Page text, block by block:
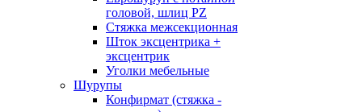
головой, шлиц PZ
Стяжка межсекционная
Шток эксцентрика +
эксцентрик
Уголки мебельные
Шурупы
Конфирмат (стяжка -